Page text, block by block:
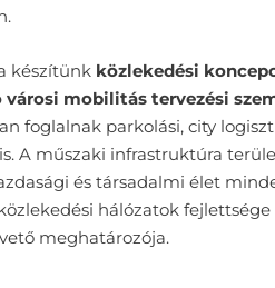
készítünk közlekedési
mobilitás tervezési
foglalnak parkolási, city
A műszaki infrastruktúra
és társadalmi élet
hálózatok fejlettsége
meghatározója.